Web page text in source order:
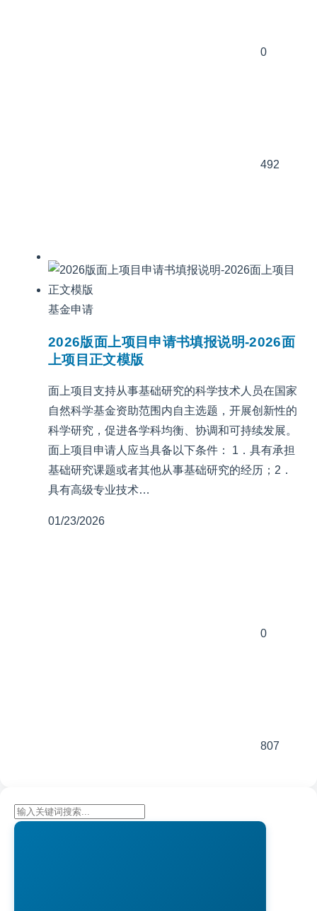
0
492
基金申请
2026版面上项目申请书填报说明-2026面
上项目正文模版
面上项目支持从事基础研究的科学技术人员在国家
自然科学基金资助范围内自主选题，开展创新性的
科学研究，促进各学科均衡、协调和可持续发展。
面上项目申请人应当具备以下条件： 1．具有承担
基础研究课题或者其他从事基础研究的经历；2．
具有高级专业技术…
01/23/2026
0
807